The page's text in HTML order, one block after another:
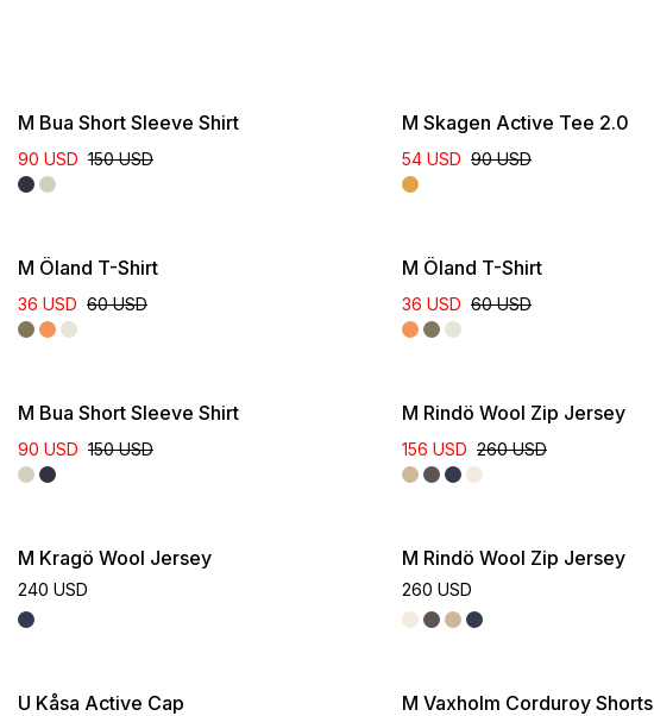
M Bua Short Sleeve Shirt
90 USD 150 USD
M Skagen Active Tee 2.0
54 USD 90 USD
M Öland T-Shirt
36 USD 60 USD
M Öland T-Shirt
36 USD 60 USD
M Bua Short Sleeve Shirt
90 USD 150 USD
M Rindö Wool Zip Jersey
156 USD 260 USD
M Kragö Wool Jersey
240 USD
M Rindö Wool Zip Jersey
260 USD
U Kåsa Active Cap M Vaxholm Corduroy Shorts